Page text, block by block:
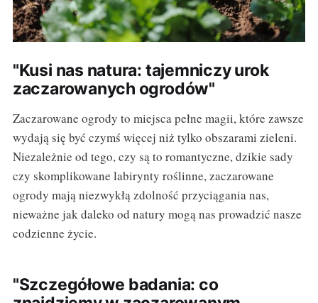
"Kusi nas natura: tajemniczy urok
zaczarowanych ogrodów"
Zaczarowane ogrody to miejsca pełne magii, które zawsze
wydają się być czymś więcej niż tylko obszarami zieleni.
Niezależnie od tego, czy są to romantyczne, dzikie sady
czy skomplikowane labirynty roślinne, zaczarowane
ogrody mają niezwykłą zdolność przyciągania nas,
nieważne jak daleko od natury mogą nas prowadzić nasze
codzienne życie.
"Szczegółowe badania: co